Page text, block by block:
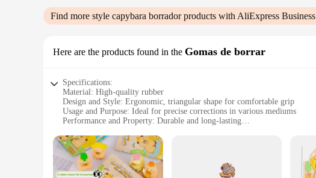
Find more style capybara borradorproducts with AliExpress Business
Here are the products found in the Gomas de borrar
Specifications:
Material: High-quality rubber
Design and Style: Ergonomic, triangular shape for comfortable grip
Usage and Purpose: Ideal for precise corrections in various mediums
Performance and Property: Durable and long-lasting
Applicable People: Suitable for artists, students, and professionals
Features:
**Unmatched Precision and Comfort**